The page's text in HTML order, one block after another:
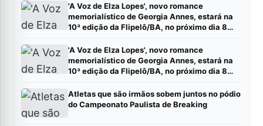
'A Voz de Elza Lopes', novo romance
memorialístico de Georgia Annes, estará na
10ª edição da Flipelô/BA, no próximo dia 8
'A Voz de Elza Lopes', novo romance
memorialístico de Georgia Annes, estará na
10ª edição da Flipelô/BA, no próximo dia 8
Atletas que são irmãos sobem juntos no pódio
do Campeonato Paulista de Breaking